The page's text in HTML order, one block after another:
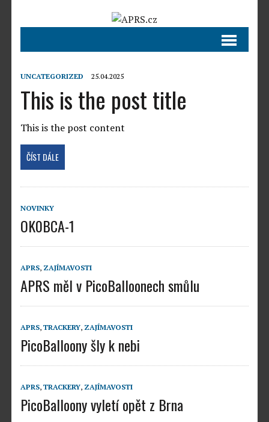
UNCATEGORIZED 25.04.2025
This is the post title
This is the post content
ČÍST DÁLE
NOVINKY
OK0BCA-1
APRS, ZAJÍMAVOSTI
APRS měl v PicoBalloonech smůlu
APRS, TRACKERY, ZAJÍMAVOSTI
PicoBalloony šly k nebi
APRS, TRACKERY, ZAJÍMAVOSTI
PicoBalloony vyletí opět z Brna